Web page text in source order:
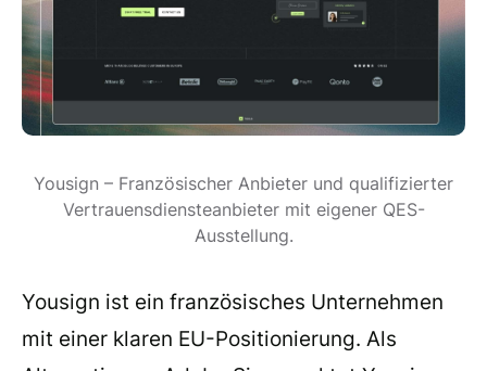
Yousign – Französischer Anbieter und qualifizierter
Vertrauensdiensteanbieter mit eigener QES-
Ausstellung.
Yousign ist ein französisches Unternehmen
mit einer klaren EU-Positionierung. Als